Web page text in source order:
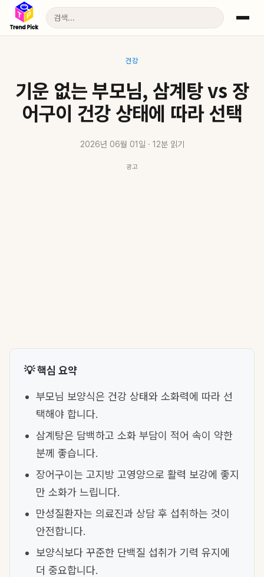
건강
기운 없는 부모님, 삼계탕 vs 장
어구이 건강 상태에 따라 선택
2026년 06월 01일 · 12분 읽기
광고
💡 핵심 요약
부모님 보양식은 건강 상태와 소화력에 따라 선
택해야 합니다.
삼계탕은 담백하고 소화 부담이 적어 속이 약한
분께 좋습니다.
장어구이는 고지방 고영양으로 활력 보강에 좋지
만 소화가 느립니다.
만성질환자는 의료진과 상담 후 섭취하는 것이
안전합니다.
보양식보다 꾸준한 단백질 섭취가 기력 유지에
더 중요합니다.